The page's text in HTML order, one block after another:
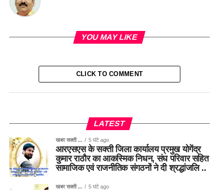
YOU MAY LIKE
CLICK TO COMMENT
LATEST
खबर सक्ती ... 5 घंटे ago
आरएसएस के सक्ती जिला कार्यालय प्रमुख योगेंद्र
कुमार राठौर का आकस्मिक निधन, संघ परिवार सहित
सामाजिक एवं राजनीतिक संगठनों ने दी श्रद्धांजलि ..
खबर सक्ती ... 5 घंटे ago